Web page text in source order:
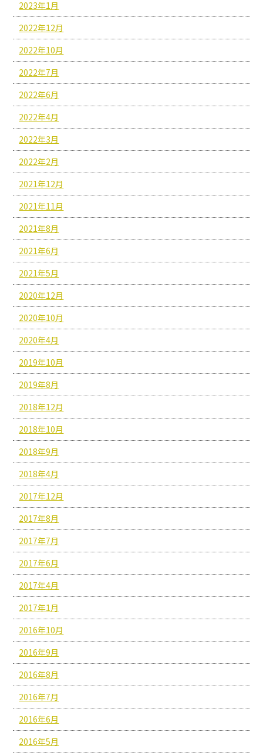
2023年1月
2022年12月
2022年10月
2022年7月
2022年6月
2022年4月
2022年3月
2022年2月
2021年12月
2021年11月
2021年8月
2021年6月
2021年5月
2020年12月
2020年10月
2020年4月
2019年10月
2019年8月
2018年12月
2018年10月
2018年9月
2018年4月
2017年12月
2017年8月
2017年7月
2017年6月
2017年4月
2017年1月
2016年10月
2016年9月
2016年8月
2016年7月
2016年6月
2016年5月